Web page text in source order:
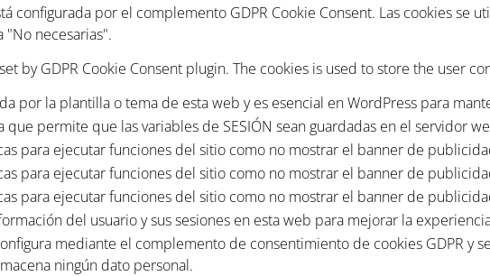
configurada por el complemento GDPR Cookie Consent. Las cookies se
"No necesarias".
by GDPR Cookie Consent plugin. The cookies is used to store the user
por la plantilla o tema de esta web y es esencial en WordPress para
que permite que las variables de SESIÓN sean guardadas en el servidor
para ejecutar funciones del sitio como no mostrar el banner de
para ejecutar funciones del sitio como no mostrar el banner de
para ejecutar funciones del sitio como no mostrar el banner de
del usuario y sus sesiones en esta web para mejorar la
mediante el complemento de consentimiento de cookies GDPR y
ningún dato personal.